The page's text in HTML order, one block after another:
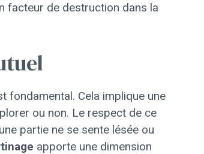
facteur de destruction dans la
fondamental. Cela implique une
ou non. Le respect de ce
partie ne se sente lésée ou
apporte une dimension